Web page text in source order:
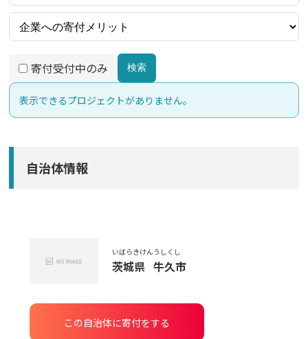
寄付受付中のみ 検索
表示できるプロジェクトがありません。
自治体情報
いばらきけん
茨城県
うしくし
牛久市
この自治体に寄付をする